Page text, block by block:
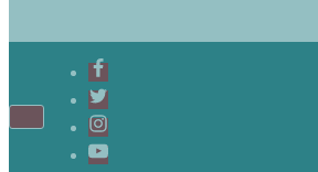
Navigations-